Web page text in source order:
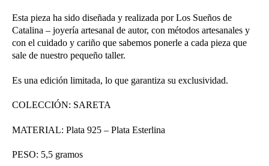
Esta pieza ha sido diseñada y realizada por Los Sueños de
Catalina – joyería artesanal de autor, con métodos artesanales y
con el cuidado y cariño que sabemos ponerle a cada pieza que
sale de nuestro pequeño taller.
Es una edición limitada, lo que garantiza su exclusividad.
COLECCIÓN: SARETA
MATERIAL: Plata 925 – Plata Esterlina
PESO: 5,5 gramos